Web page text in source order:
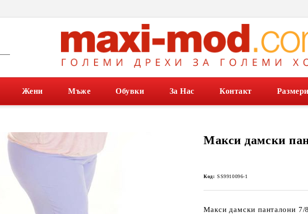
Жени Мъже Обувки За Нас Контакт Размери
Макси дамски
Код: SS9910096-1
Макси дамски панталони